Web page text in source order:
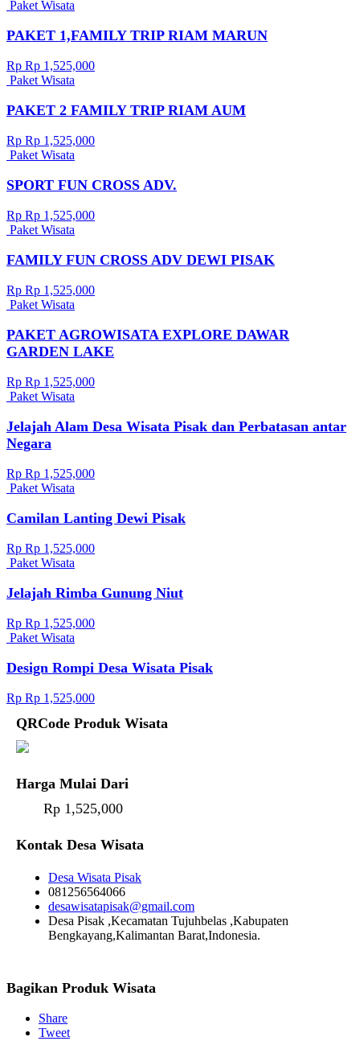
Paket Wisata
PAKET 1,FAMILY TRIP RIAM MARUN
Rp Rp 1,525,000
Paket Wisata
PAKET 2 FAMILY TRIP RIAM AUM
Rp Rp 1,525,000
Paket Wisata
SPORT FUN CROSS ADV.
Rp Rp 1,525,000
Paket Wisata
FAMILY FUN CROSS ADV DEWI PISAK
Rp Rp 1,525,000
Paket Wisata
PAKET AGROWISATA EXPLORE DAWAR
GARDEN LAKE
Rp Rp 1,525,000
Paket Wisata
Jelajah Alam Desa Wisata Pisak dan Perbatasan antar
Negara
Rp Rp 1,525,000
Paket Wisata
Camilan Lanting Dewi Pisak
Rp Rp 1,525,000
Paket Wisata
Jelajah Rimba Gunung Niut
Rp Rp 1,525,000
Paket Wisata
Design Rompi Desa Wisata Pisak
Rp Rp 1,525,000
QRCode Produk Wisata
Harga Mulai Dari
Rp 1,525,000
Kontak Desa Wisata
Desa Wisata Pisak
081256564066
desawisatapisak@gmail.com
Desa Pisak ,Kecamatan Tujuhbelas ,Kabupaten
Bengkayang,Kalimantan Barat,Indonesia.
Bagikan Produk Wisata
Share
Tweet